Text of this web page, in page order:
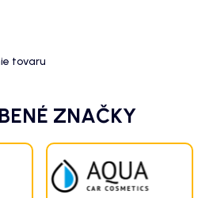
tovaru
ZNAČKY